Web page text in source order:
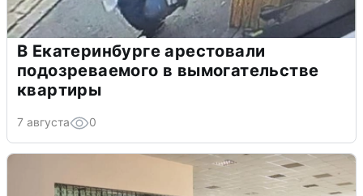
В Екатеринбурге арестовали
подозреваемого в вымогательстве
квартиры
7 августа 0